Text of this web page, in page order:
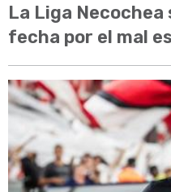
La Liga
fecha por el mal